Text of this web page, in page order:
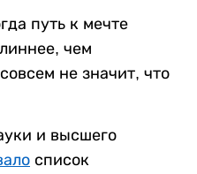
путь к мечте
чем
не значит, что
и высшего
список